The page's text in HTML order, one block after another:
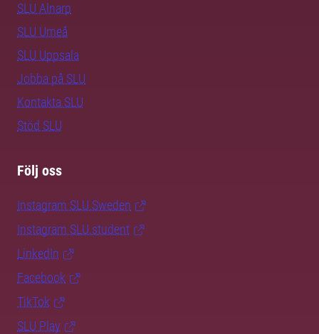
SLU Alnarp
SLU Umeå
SLU Uppsala
Jobba på SLU
Kontakta SLU
Stöd SLU
Följ oss
Instagram SLU.Sweden
Instagram SLU.student
LinkedIn
Facebook
TikTok
SLU Play